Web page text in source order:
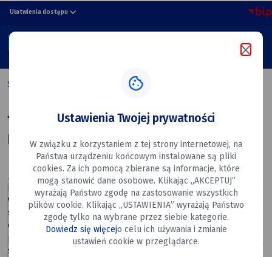
przejdź do nawigacji strony
przejdź do treści strony
przejdź do stopki strony
15
Pułku
Piechoty
Wilków
08-
530
Dęblin
Ułatwienia dostępu
MENU
Strona główna 15 Pułku Piechoty Wilków 3, 08-530 Dęblin
15 Pułku Piechoty Wilków 3, 08-530
Dęblin
Apteki(Urzędowe, Biblioteki)
poniedziałek
09:00–19:00
wtorek
09:00–19:00
środa
09:00–19:00
czwartek
09:00–19:00
piątek
09:00–19:00
sobota
Ustawienia Twojej prywatności
W związku z korzystaniem z tej strony internetowej, na
Państwa urządzeniu końcowym instalowane są pliki
cookies. Za ich pomocą zbierane są informacje, które
mogą stanowić dane osobowe. Klikając „AKCEPTUJ”
wyrażają Państwo zgodę na zastosowanie wszystkich
plików cookie. Klikając „USTAWIENIA” wyrażają Państwo
zgodę tylko na wybrane przez siebie kategorie.
Dowiedz się więcejo celu ich używania i zmianie
ustawień cookie w przeglądarce.